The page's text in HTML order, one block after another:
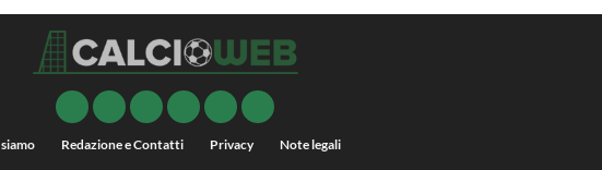
Redazione e Contatti Privacy Note legali